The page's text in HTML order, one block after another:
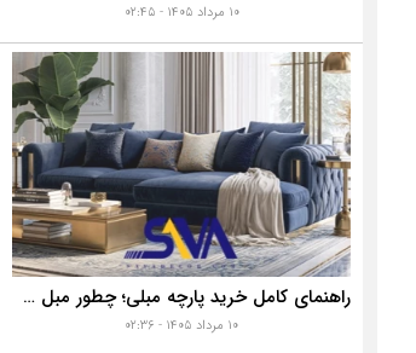
۱۰ مرداد ۱۴۰۵ - ۰۲:۴۵
راهنمای کامل خرید پارچه مبلی؛ چطور مبل خانه تان را به رخ همه بکشید؟
۱۰ مرداد ۱۴۰۵ - ۰۲:۳۶